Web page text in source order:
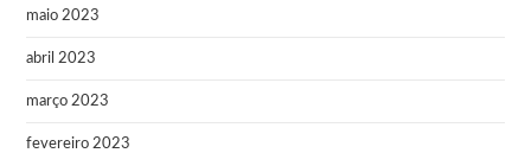
maio 2023
abril 2023
março 2023
fevereiro 2023